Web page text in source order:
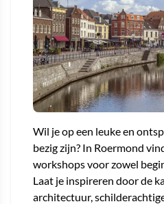
Wil je op een leuke en
bezig zijn? In Roermond
workshops voor zowel
Laat je inspireren door de
architectuur,